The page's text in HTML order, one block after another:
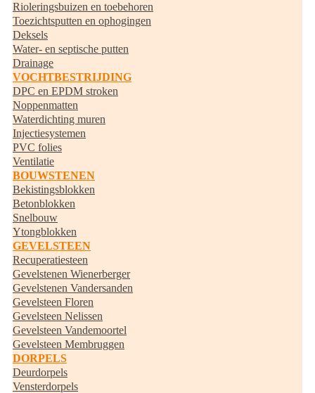
Rioleringsbuizen en toebehoren
Toezichtsputten en ophogingen
Deksels
Water- en septische putten
Drainage
VOCHTBESTRIJDING
DPC en EPDM stroken
Noppenmatten
Waterdichting muren
Injectiesystemen
PVC folies
Ventilatie
BOUWSTENEN
Bekistingsblokken
Betonblokken
Snelbouw
Ytongblokken
GEVELSTEEN
Recuperatiesteen
Gevelstenen Wienerberger
Gevelstenen Vandersanden
Gevelsteen Floren
Gevelsteen Nelissen
Gevelsteen Vandemoortel
Gevelsteen Membruggen
DORPELS
Deurdorpels
Vensterdorpels